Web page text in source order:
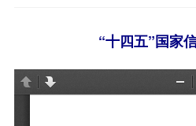
“十四五”国家